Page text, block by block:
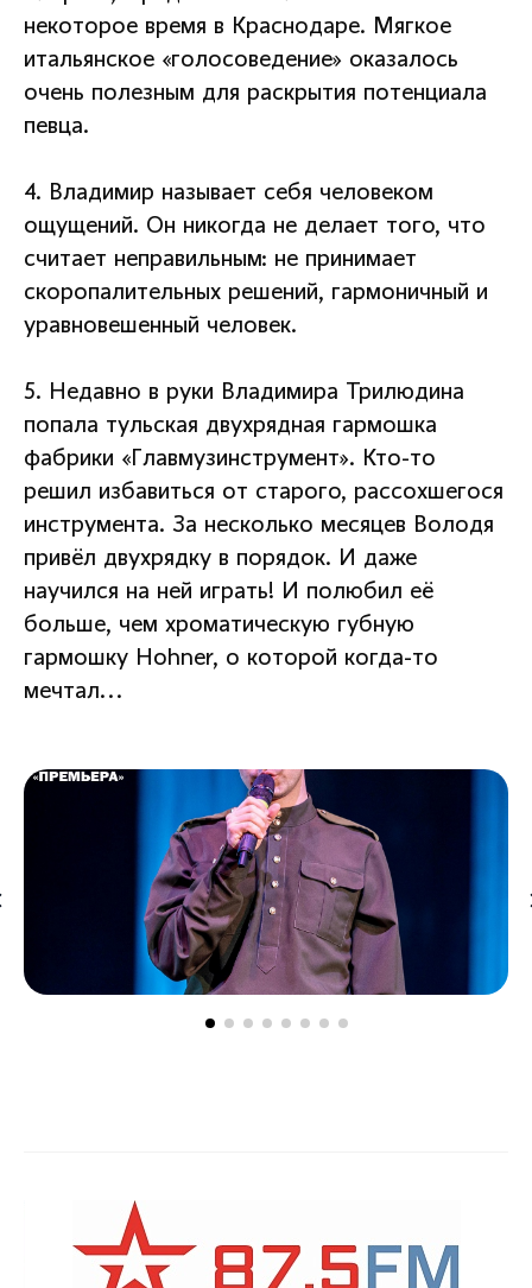
некоторое время в Краснодаре. Мягкое
итальянское «голосоведение» оказалось
очень полезным для раскрытия потенциала
певца.
4. Владимир называет себя человеком
ощущений. Он никогда не делает того, что
считает неправильным: не принимает
скоропалительных решений, гармоничный и
уравновешенный человек.
5. Недавно в руки Владимира Трилюдина
попала тульская двухрядная гармошка
фабрики «Главмузинструмент». Кто-то
решил избавиться от старого, рассохшегося
инструмента. За несколько месяцев Володя
привёл двухрядку в порядок. И даже
научился на ней играть! И полюбил её
больше, чем хроматическую губную
гармошку Hohner, о которой когда-то
мечтал...